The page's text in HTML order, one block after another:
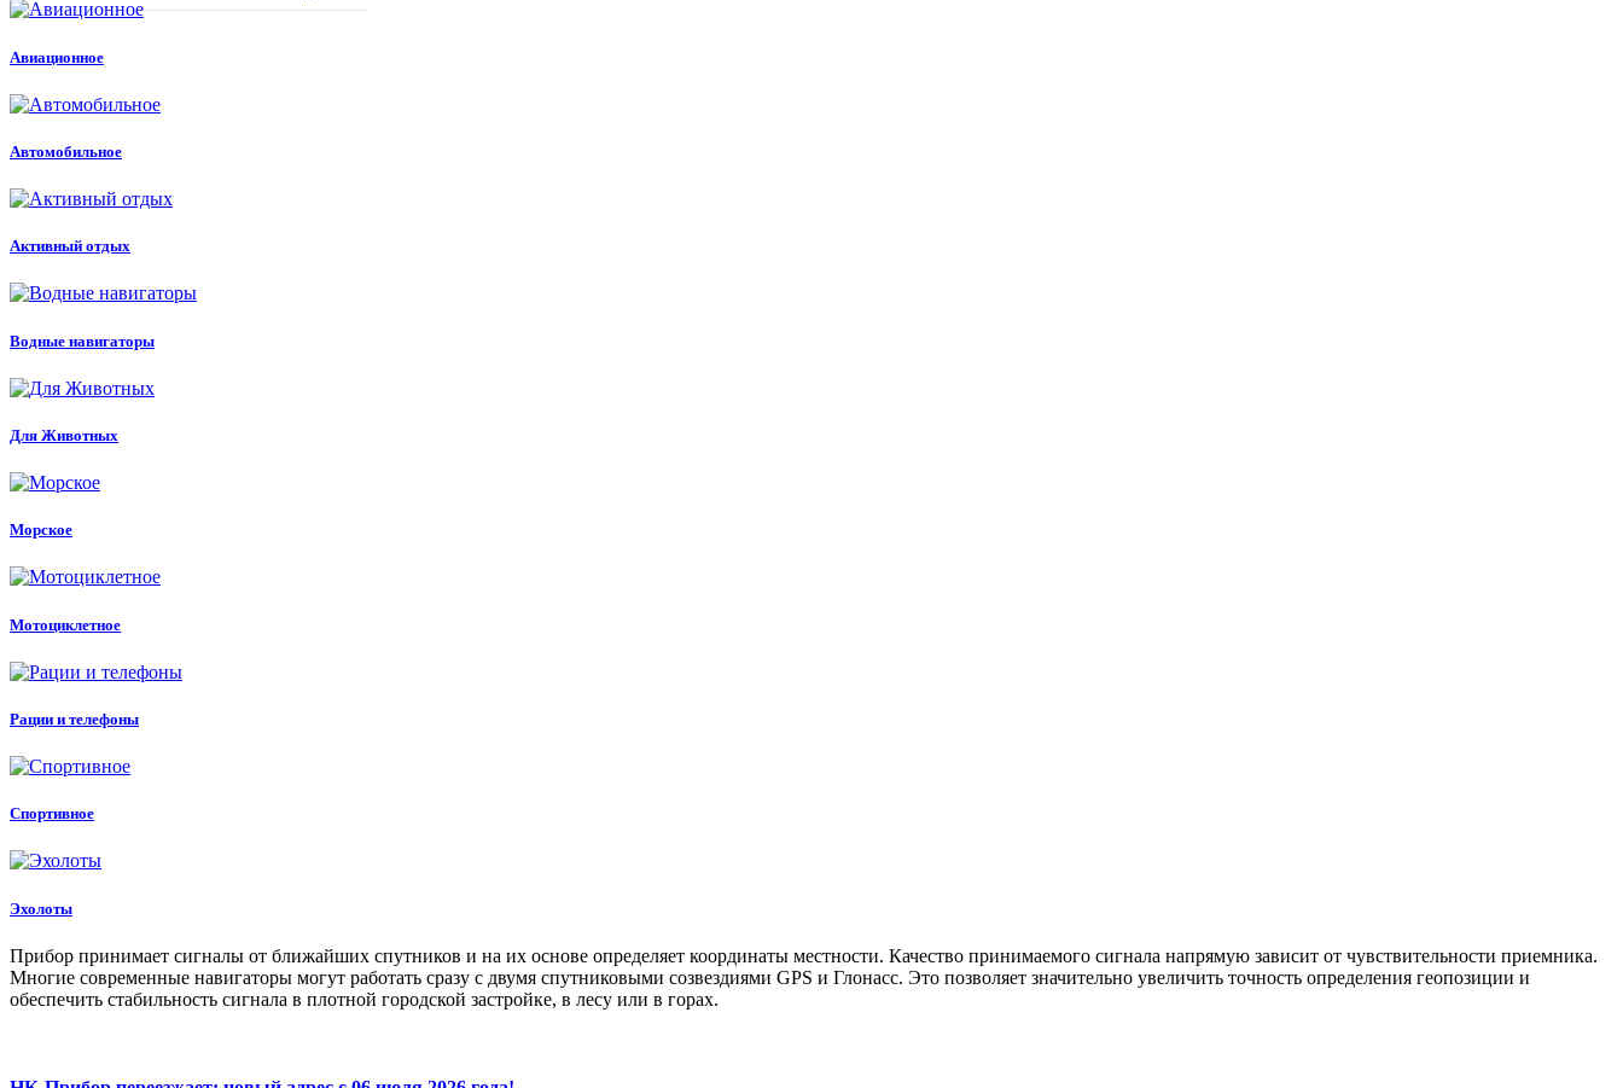
Авиационное
Автомобильное
Активный отдых
Водные навигаторы
Для Животных
Морское
Мотоциклетное
Рации и телефоны
Спортивное
Эхолоты
Прибор принимает сигналы от ближайших спутников и на их основе определяет координаты местности. Качество принимаемого сигнала напрямую зависит от чувствительности приемника.
Многие современные навигаторы могут работать сразу с двумя спутниковыми созвездиями GPS и Глонасс. Это позволяет значительно увеличить точность определения геопозиции и
обеспечить стабильность сигнала в плотной городской застройке, в лесу или в горах.